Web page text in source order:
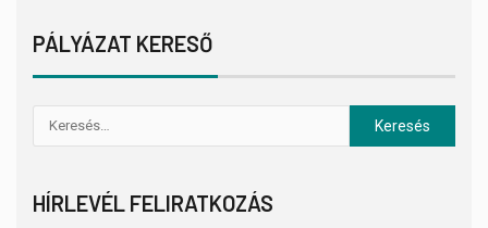
PÁLYÁZAT KERESŐ
HÍRLEVÉL FELIRATKOZÁS